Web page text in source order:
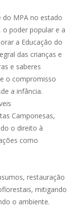
do MPA no estado
o poder popular e a
a Educação do
das crianças e
e saberes
o compromisso
a infância.
Camponesas,
o direito à
como
restauração
mitigando
o ambiente.